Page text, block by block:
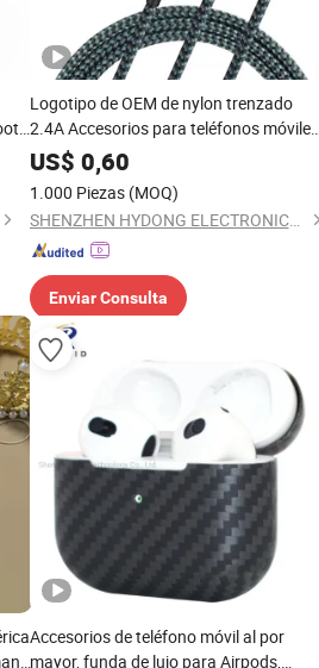
Logotipo de OEM de nylon trenzado
2.4A Accesorios para teléfonos móviles
al por mayor
US$ 0,60
1.000 Piezas (MOQ)
SHENZHEN HYDONG ELECTRONICS CO., LTD.
Enviar Consulta
Accesorios de teléfono móvil al por
mayor, funda de lujo para Airpods,